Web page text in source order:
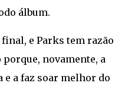
álbum.
e Parks tem razão
porque, novamente, a
e a faz soar melhor do